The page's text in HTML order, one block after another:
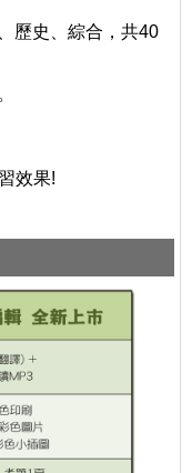
歷史、綜合 ，共40
效果!